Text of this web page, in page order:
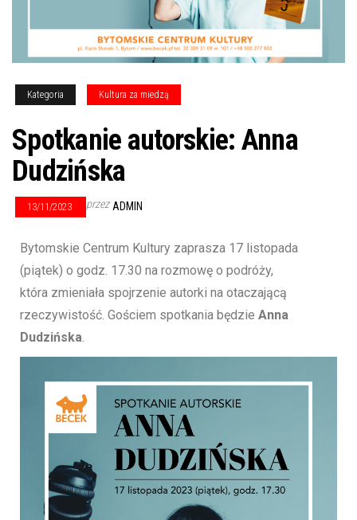
Kategoria Kultura za miedzą
Spotkanie autorskie: Anna
Dudzińska
13/11/2023 przez ADMIN
Bytomskie Centrum Kultury zaprasza 17 listopada
(piątek) o godz. 17.30 na rozmowę o podróży,
która zmieniała spojrzenie autorki na otaczającą
rzeczywistość. Gościem spotkania będzie Anna
Dudzińska.